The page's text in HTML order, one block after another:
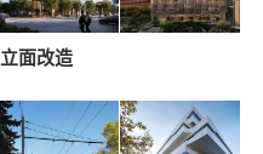
立面改造